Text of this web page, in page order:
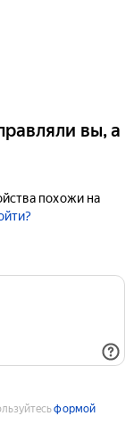
вы, а
похожи на
формой